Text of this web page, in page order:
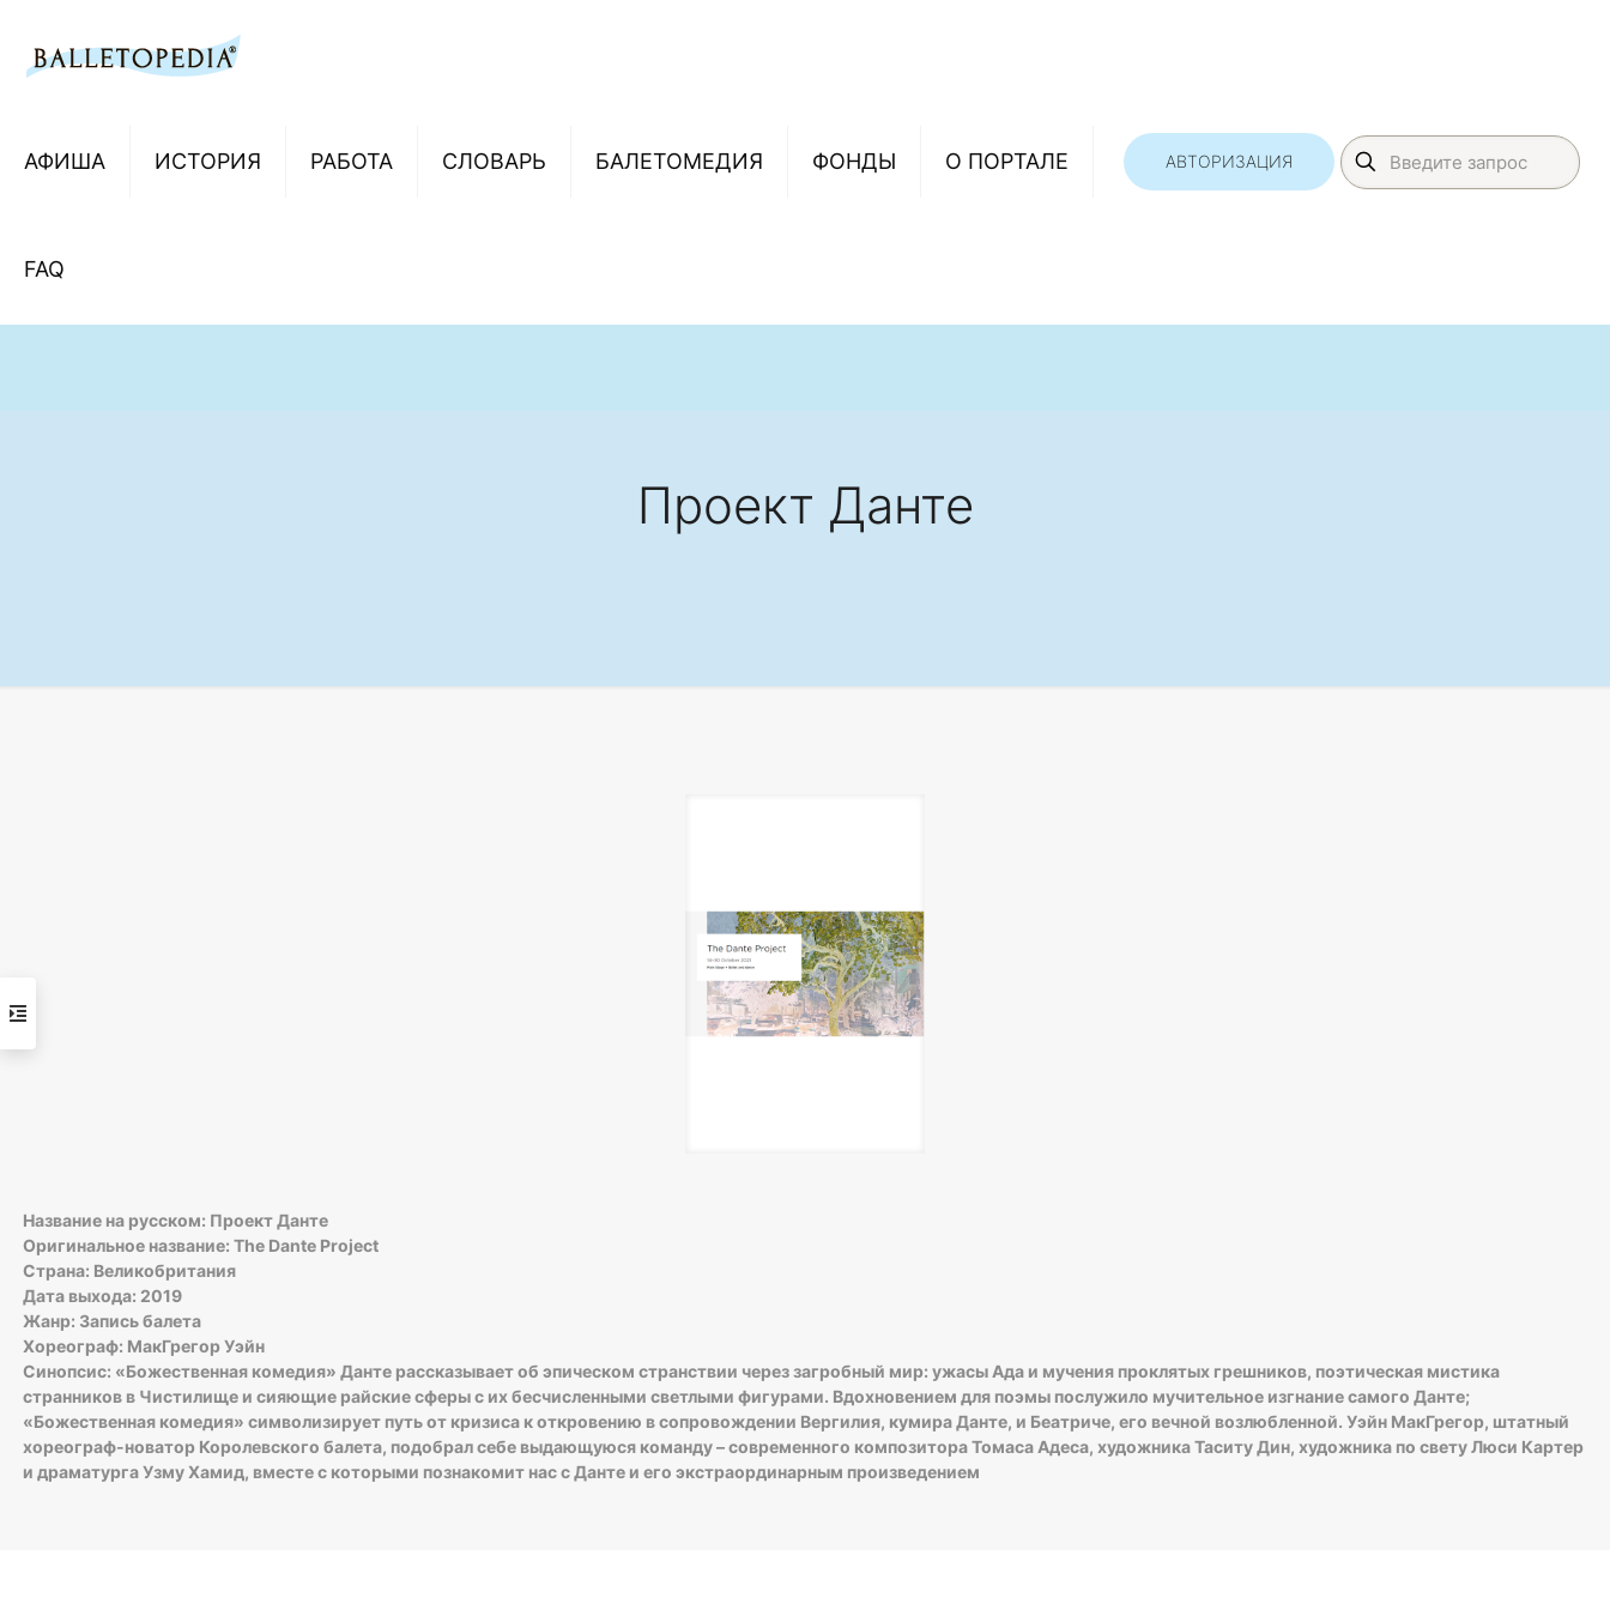
АФИША ИСТОРИЯ РАБОТА СЛОВАРЬ БАЛЕТОМЕДИЯ ФОНДЫ О ПОРТАЛЕ
FAQ
АВТОРИЗАЦИЯ
Проект Данте
Название на русском: Проект Данте
Оригинальное название: The Dante Project
Страна: Великобритания
Дата выхода: 2019
Жанр: Запись балета
Хореограф: МакГрегор Уэйн
Синопсис: «Божественная комедия» Данте рассказывает об эпическом странствии через загробный мир: ужасы Ада и мучения проклятых грешников, поэтическая мистика
странников в Чистилище и сияющие райские сферы с их бесчисленными светлыми фигурами. Вдохновением для поэмы послужило мучительное изгнание самого Данте;
«Божественная комедия» символизирует путь от кризиса к откровению в сопровождении Вергилия, кумира Данте, и Беатриче, его вечной возлюбленной. Уэйн МакГрегор, штатный
хореограф-новатор Королевского балета, подобрал себе выдающуюся команду – современного композитора Томаса Адеса, художника Таситу Дин, художника по свету Люси Картер
и драматурга Узму Хамид, вместе с которыми познакомит нас с Данте и его экстраординарным произведением